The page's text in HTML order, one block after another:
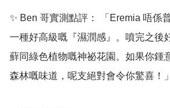
✨ Ben 哥實測點評： 「Eremia 唔係
一種好高級嘅『濕潤感』。噴完之後
蘚同綠色植物嘅神祕花園。如果你鍾
森林嘅味道，呢支絕對會令你驚喜！」